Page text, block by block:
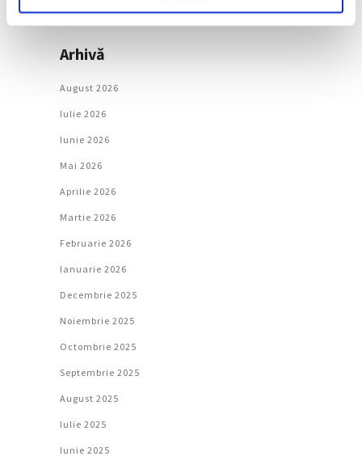
Arhivă
August 2026
Iulie 2026
Iunie 2026
Mai 2026
Aprilie 2026
Martie 2026
Februarie 2026
Ianuarie 2026
Decembrie 2025
Noiembrie 2025
Octombrie 2025
Septembrie 2025
August 2025
Iulie 2025
Iunie 2025